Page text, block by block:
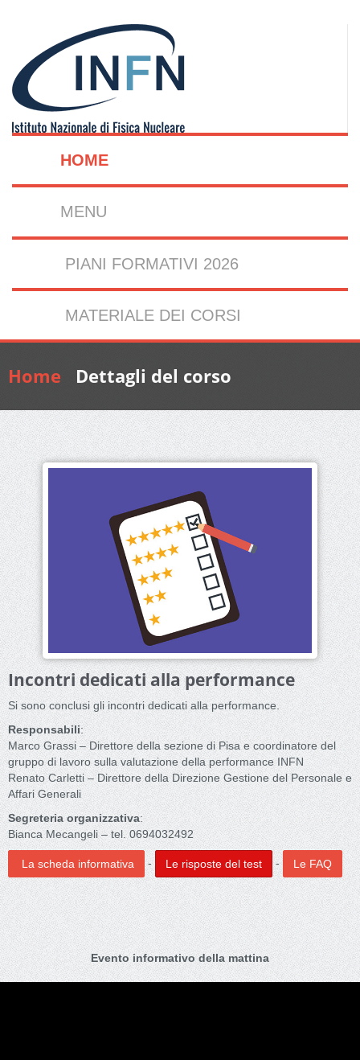
HOME
MENU
PIANI FORMATIVI 2026
MATERIALE DEI CORSI
Home Dettagli del corso
Incontri dedicati alla performance
Si sono conclusi gli incontri dedicati alla performance.
Responsabili:
Marco Grassi – Direttore della sezione di Pisa e coordinatore del
gruppo di lavoro sulla valutazione della performance INFN
Renato Carletti – Direttore della Direzione Gestione del Personale e
Affari Generali
Segreteria organizzativa:
Bianca Mecangeli – tel. 0694032492
La scheda informativa - Le risposte del test - Le FAQ
Evento informativo della mattina